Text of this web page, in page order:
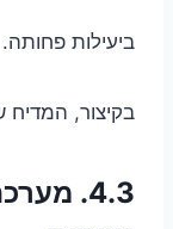
ביעילות פחותה.
בקיצור,